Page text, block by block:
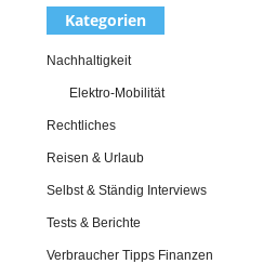
Kategorien
Nachhaltigkeit
Elektro-Mobilität
Rechtliches
Reisen & Urlaub
Selbst & Ständig Interviews
Tests & Berichte
Verbraucher Tipps Finanzen